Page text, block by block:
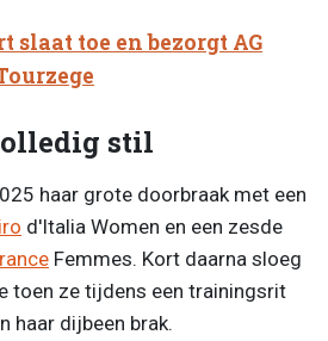
slaat toe en bezorgt AG
stil
haar grote doorbraak met een
d'Italia Women en een zesde
Femmes. Kort daarna sloeg
toen ze tijdens een trainingsrit
haar dijbeen brak.